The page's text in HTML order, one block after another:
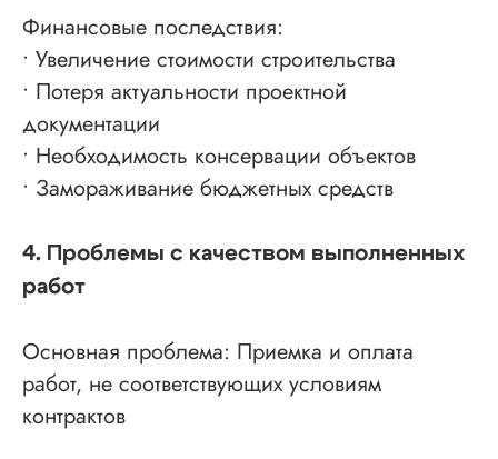
Финансовые последствия:
• Увеличение стоимости строительства
• Потеря актуальности проектной
документации
• Необходимость консервации объектов
• Замораживание бюджетных средств
4. Проблемы с качеством выполненных
работ
Основная проблема: Приемка и оплата
работ, не соответствующих условиям
контрактов